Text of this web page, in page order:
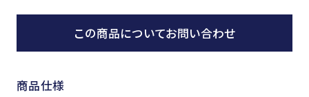
この商品についてお問い合わせ
商品仕様